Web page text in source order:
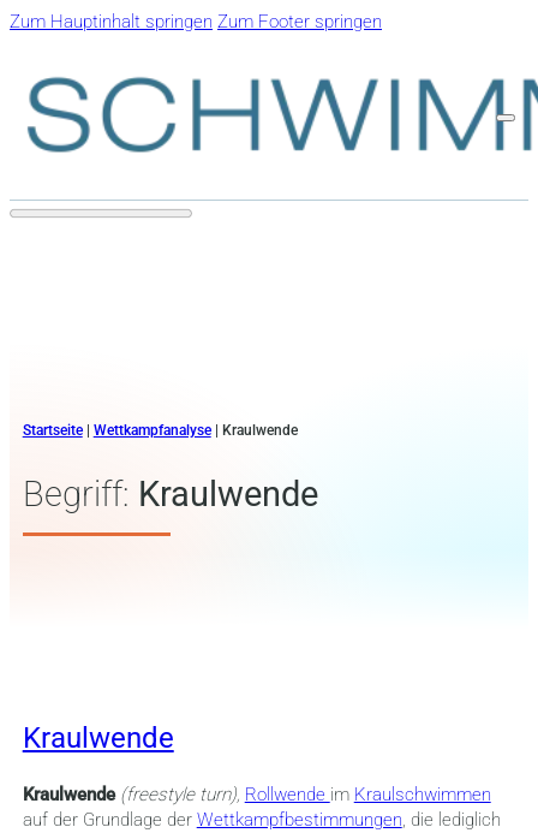
Zum Hauptinhalt springen Zum Footer springen
Startseite| Wettkampfanalyse| Kraulwende
Begriff: Kraulwende
Kraulwende
Kraulwende (freestyle turn), Rollwende im Kraulschwimmen
auf der Grundlage der Wettkampfbestimmungen, die lediglich